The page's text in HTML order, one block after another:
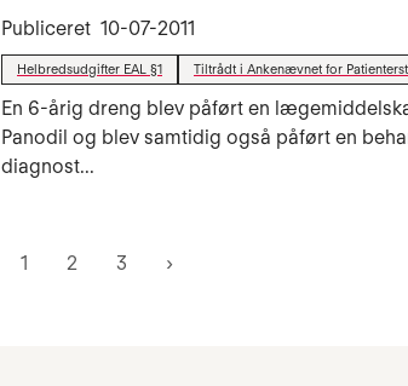
Publiceret 10-07-2011
Helbredsudgifter EAL §1 Tiltrådt i Ankenævnet for
En 6-årig dreng blev påført en
Panodil og blev samtidig også påført en
diagnost...
1 2 3